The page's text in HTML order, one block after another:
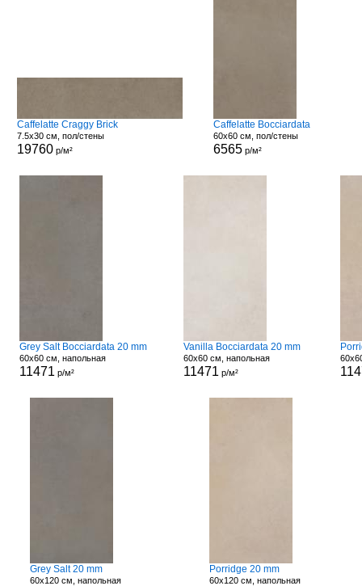
Caffelatte Craggy Brick
7.5x30 см, пол/стены
19760р/м²
Caffelatte Bocciardata
60x60 см, пол/стены
6565 р/м²
Grey Salt Bocciardata 20 mm
60x60 см, напольная
11471 р/м²
Vanilla Bocciardata 20 mm
60x60 см, напольная
11471 р/м²
Grey Salt 20 mm
60x120 см, напольная
Porridge 20 mm
60x120 см, напольная